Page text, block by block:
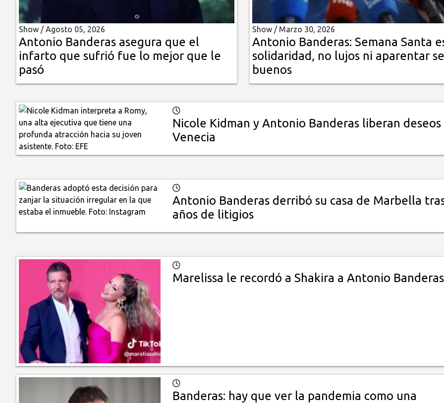
Insólitas
Multimedia
Impreso
Show /Agosto 05, 2026
Antonio Banderas asegura que el
infarto que sufrió fue lo mejor que le
pasó
Show / Marzo 30, 2026
Antonio Banderas: Semana Santa
solidaridad, no lujos ni aparentar
buenos
Nicole Kidman y Antonio Banderas liberan deseos
Venecia
Antonio Banderas derribó su casa de Marbella
años de litigios
Marelissa le recordó a Shakira a Antonio Banderas
Banderas: hay que ver la pandemia como una